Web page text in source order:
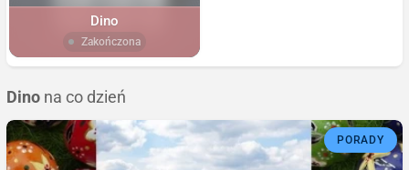
Dino
Zakończona
Dino na co dzień
PORADY